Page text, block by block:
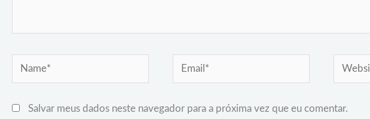
Name* Email* Website
Salvar meus dados neste navegador para a próxima vez que eu comentar.